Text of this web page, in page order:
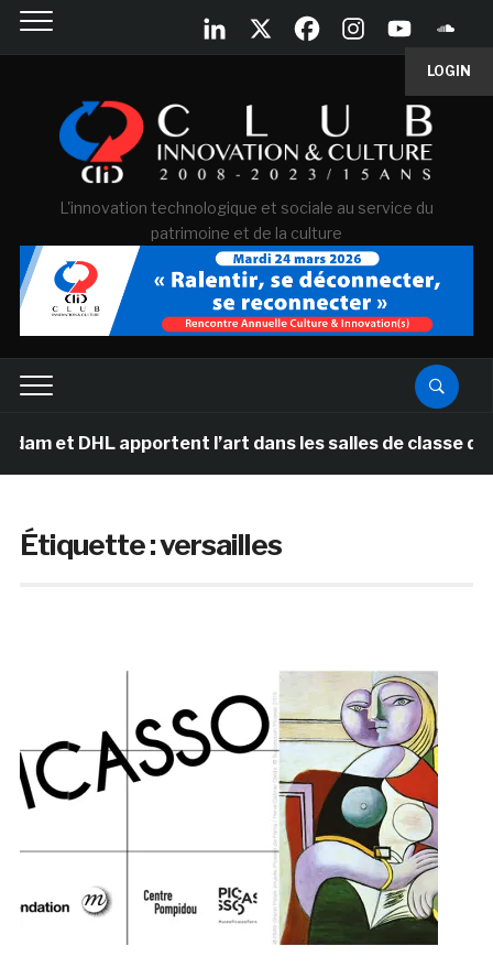
LOGIN
L'innovation technologique et sociale au service du
patrimoine et de la culture
et DHL apportent l’art dans les salles de classe des
Étiquette :versailles